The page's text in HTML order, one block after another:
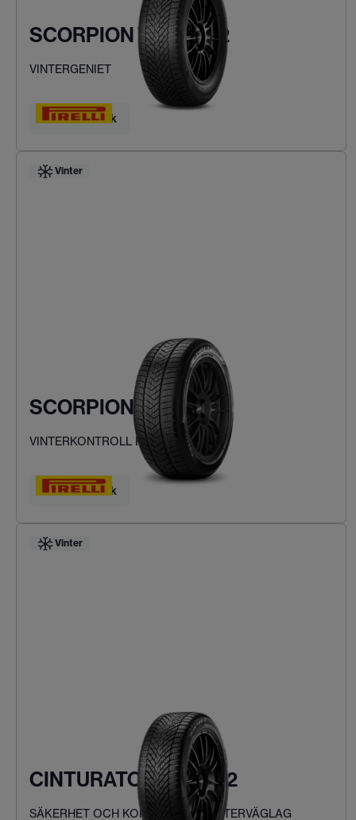
SCORPION WINTER 2
VINTERGENIET
Hitta ditt däck
Vinter
SCORPION WINTER
VINTERKONTROLL FÖR SUV:AR
Hitta ditt däck
Vinter
CINTURATO WINTER 2
SÄKERHET OCH KOMFORT VID VINTERVÄGLAG